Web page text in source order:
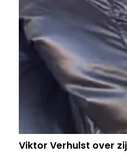
Viktor Verhulst over